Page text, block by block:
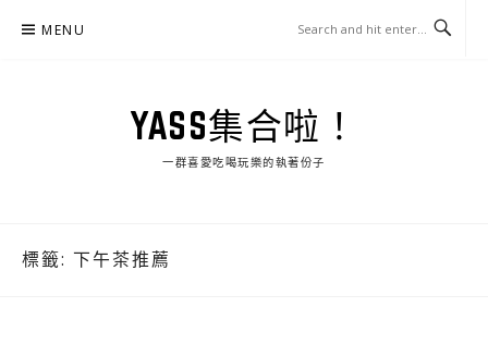
MENU
YASS集合啦！
一群喜愛吃喝玩樂的執著份子
標籤: 下午茶推薦